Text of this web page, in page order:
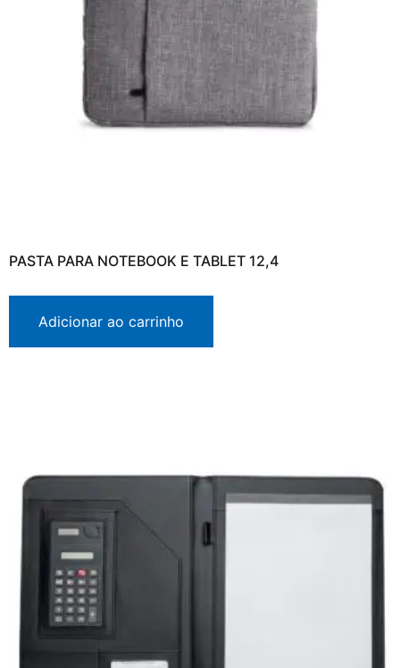
PASTA PARA NOTEBOOK E TABLET 12,4
Adicionar ao carrinho